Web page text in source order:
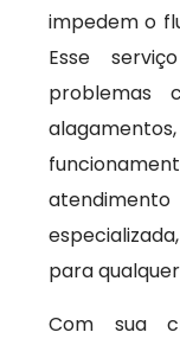
impedem o
Esse
problemas
para
Com sua